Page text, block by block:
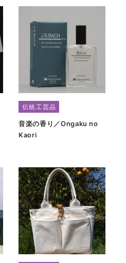
伝統工芸品
音楽の香り／Ongaku no
Kaori